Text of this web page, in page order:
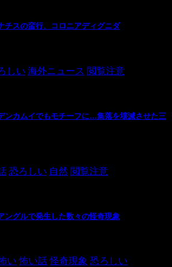
チスの蛮行、コロニアディグニダ
しい 海外ニュース 閲覧注意
ンカムイでもモチーフに…集落を壊滅させた三
恐ろしい 自然 閲覧注意
ングルで発生した数々の怪奇現象
い 怖い話 怪奇現象 恐ろしい